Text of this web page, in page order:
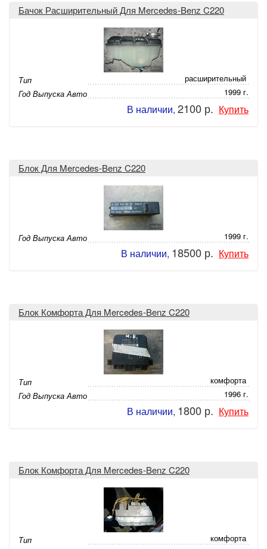
Бачок Расширительный Для Mercedes-Benz C220
Тип
расширительный
Год Выпуска Авто
1999 г.
В наличии, 2100 р. Купить
Блок Для Mercedes-Benz C220
Год Выпуска Авто 1999 г.
В наличии, 18500 р. Купить
Блок Комфорта Для Mercedes-Benz C220
Тип
комфорта
Год Выпуска Авто
1996 г.
В наличии, 1800 р. Купить
Блок Комфорта Для Mercedes-Benz C220
Тип
комфорта